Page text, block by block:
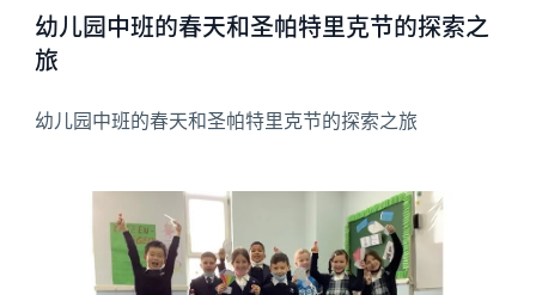
幼儿园中班的春天和圣帕特里克节的探索之
旅
幼儿园中班的春天和圣帕特里克节的探索之旅